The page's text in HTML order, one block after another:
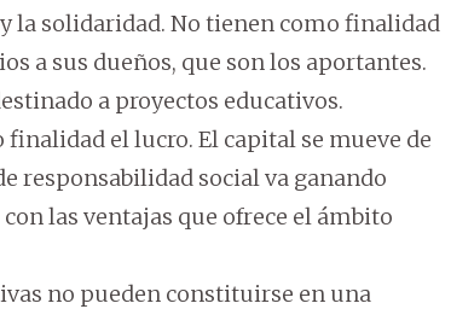
la solidaridad. No tienen como finalidad
a sus dueños, que son los aportantes.
a proyectos educativos.
el lucro. El capital se mueve de
responsabilidad social va ganando
las ventajas que ofrece el ámbito
no pueden constituirse en una